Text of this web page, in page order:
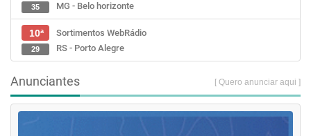
MG - Belo horizonte
35
10ª
Sortimentos WebRádio
RS - Porto Alegre
29
Anunciantes [ Quero anunciar aqui ]